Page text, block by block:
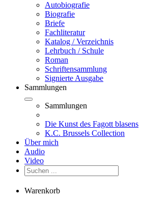
Autobiografie
Biografie
Briefe
Fachliteratur
Katalog / Verzeichnis
Lehrbuch / Schule
Roman
Schriftensammlung
Signierte Ausgabe
Sammlungen
Sammlungen
Die Kunst des Fagott blasens
K.C. Brussels Collection
Über mich
Audio
Video
Warenkorb